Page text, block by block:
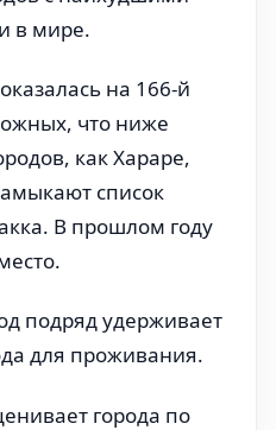
в мире.
на 166-й
что ниже
как Хараре,
список
В прошлом году
подряд удерживает
для проживания.
города по